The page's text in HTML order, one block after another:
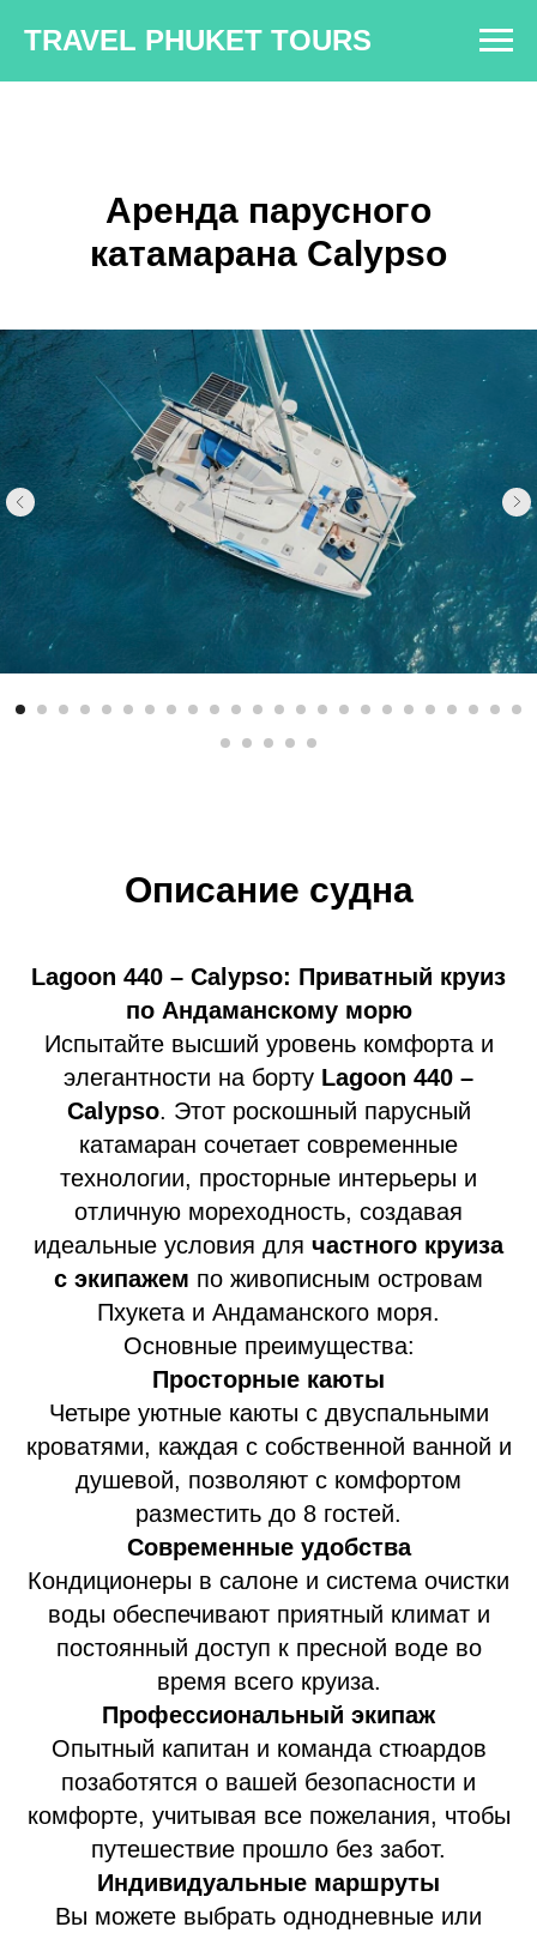
TRAVEL PHUKET TOURS
Аренда парусного
катамарана Calypso
Описание судна
Lagoon 440 – Calypso: Приватный круиз
по Андаманскому морю
Испытайте высший уровень комфорта и
элегантности на борту Lagoon 440 –
Calypso. Этот роскошный парусный
катамаран сочетает современные
технологии, просторные интерьеры и
отличную мореходность, создавая
идеальные условия для частного круиза
с экипажем по живописным островам
Пхукета и Андаманского моря.
Основные преимущества:
Просторные каюты
Четыре уютные каюты с двуспальными
кроватями, каждая с собственной ванной и
душевой, позволяют с комфортом
разместить до 8 гостей.
Современные удобства
Кондиционеры в салоне и система очистки
воды обеспечивают приятный климат и
постоянный доступ к пресной воде во
время всего круиза.
Профессиональный экипаж
Опытный капитан и команда стюардов
позаботятся о вашей безопасности и
комфорте, учитывая все пожелания, чтобы
путешествие прошло без забот.
Индивидуальные маршруты
Вы можете выбрать однодневные или